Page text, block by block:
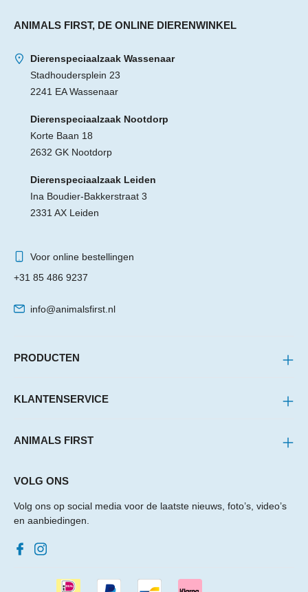
ANIMALS FIRST, DE ONLINE DIERENWINKEL
Dierenspeciaalzaak Wassenaar
Stadhoudersplein 23
2241 EA Wassenaar
Dierenspeciaalzaak Nootdorp
Korte Baan 18
2632 GK Nootdorp
Dierenspeciaalzaak Leiden
Ina Boudier-Bakkerstraat 3
2331 AX Leiden
Voor online bestellingen
+31 85 486 9237
info@animalsfirst.nl
PRODUCTEN
KLANTENSERVICE
ANIMALS FIRST
VOLG ONS
Volg ons op social media voor de laatste nieuws, foto’s, video’s
en aanbiedingen.